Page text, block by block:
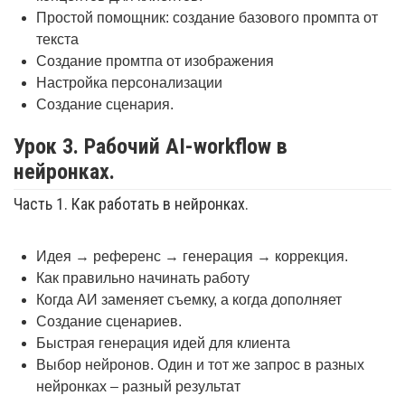
Простой помощник: создание базового промпта от
текста
Создание промтпа от изображения
Настройка персонализации
Создание сценария.
Урок 3. Рабочий AI-workflow в
нейронках.
Часть 1. Как работать в нейронках.
Идея → референс → генерация → коррекция.
Как правильно начинать работу
Когда АИ заменяет съемку, а когда дополняет
Создание сценариев.
Быстрая генерация идей для клиента
Выбор нейронов. Один и тот же запрос в разных
нейронках – разный результат